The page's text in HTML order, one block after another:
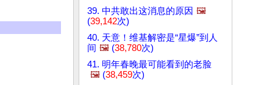
39. 中共敢出这消息的原因 🖼️
(39,142次)
40. 天意！维基解密是“星爆”到人
间 🖼️ (38,780次)
41. 明年春晚最可能看到的老脸
🖼️ (38,459次)